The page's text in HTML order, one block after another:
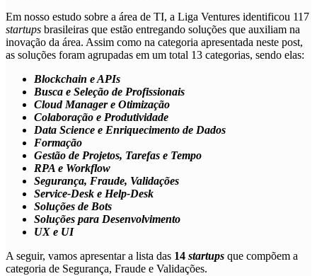
Em nosso estudo sobre a área de TI, a Liga Ventures identificou 117
startups brasileiras que estão entregando soluções que auxiliam na
inovação da área. Assim como na categoria apresentada neste post,
as soluções foram agrupadas em um total 13 categorias, sendo elas:
Blockchain e APIs
Busca e Seleção de Profissionais
Cloud Manager e Otimização
Colaboração e Produtividade
Data Science e Enriquecimento de Dados
Formação
Gestão de Projetos, Tarefas e Tempo
RPA e Workflow
Segurança, Fraude, Validações
Service-Desk e Help-Desk
Soluções de Bots
Soluções para Desenvolvimento
UX e UI
A seguir, vamos apresentar a lista das 14 startups que compõem a
categoria de Segurança, Fraude e Validações.